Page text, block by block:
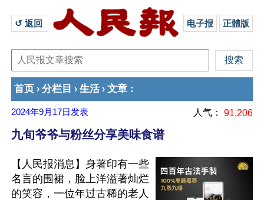
↺ 返回 电子报 正體版
首页 › 分栏目 › 生活 › 文章 ：
2024年9月17日 发表 人气： 91,206
九旬爷爷与粉丝分享美味食谱
【人民报消息】身著印有一些
名言的围裙，脸上洋溢著灿烂
的笑容，一位年过古稀的老人